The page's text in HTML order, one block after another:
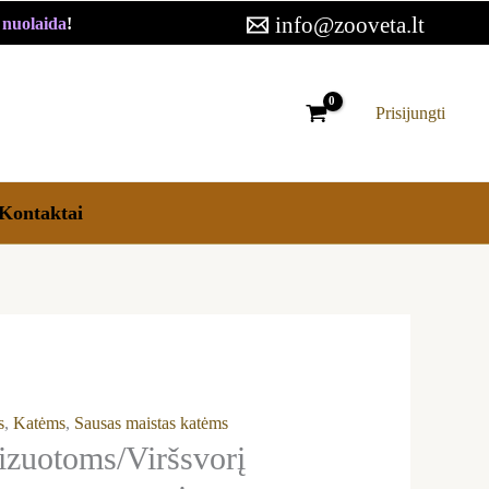
! info@zooveta.lt
Prisijungti
,Katėms, Sausas maistas katėms
Viršsvorį
through